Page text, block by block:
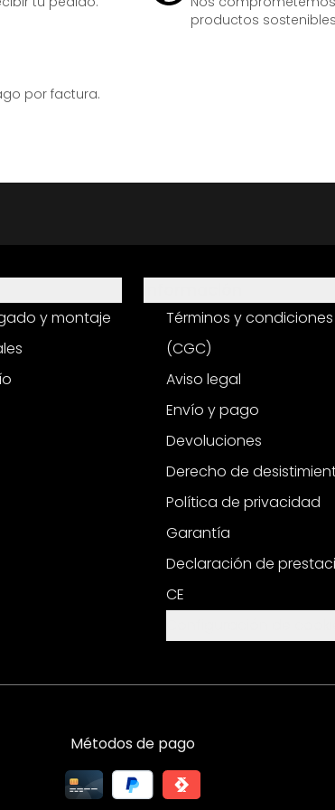
productos
por factura.
y montaje
Términos y
(CGC)
Aviso legal
Envío y pago
Devoluciones
Derecho de
Política de privacidad
Garantía
Declaración de
CE
Métodos de pago